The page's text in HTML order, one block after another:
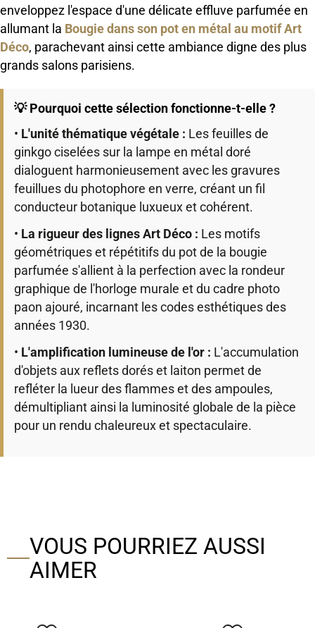
enveloppez l'espace d'une délicate effluve parfumée en
allumant la Bougie dans son pot en métal au motif Art
Déco, parachevant ainsi cette ambiance digne des plus
grands salons parisiens.
💡 Pourquoi cette sélection fonctionne-t-elle ?
• L'unité thématique végétale : Les feuilles de
ginkgo ciselées sur la lampe en métal doré
dialoguent harmonieusement avec les gravures
feuillues du photophore en verre, créant un fil
conducteur botanique luxueux et cohérent.
• La rigueur des lignes Art Déco : Les motifs
géométriques et répétitifs du pot de la bougie
parfumée s'allient à la perfection avec la rondeur
graphique de l'horloge murale et du cadre photo
paon ajouré, incarnant les codes esthétiques des
années 1930.
• L'amplification lumineuse de l'or : L'accumulation
d'objets aux reflets dorés et laiton permet de
refléter la lueur des flammes et des ampoules,
démultipliant ainsi la luminosité globale de la pièce
pour un rendu chaleureux et spectaculaire.
VOUS POURRIEZ AUSSI
AIMER